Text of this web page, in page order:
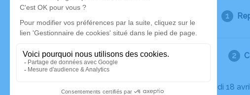
Le vendredi 18